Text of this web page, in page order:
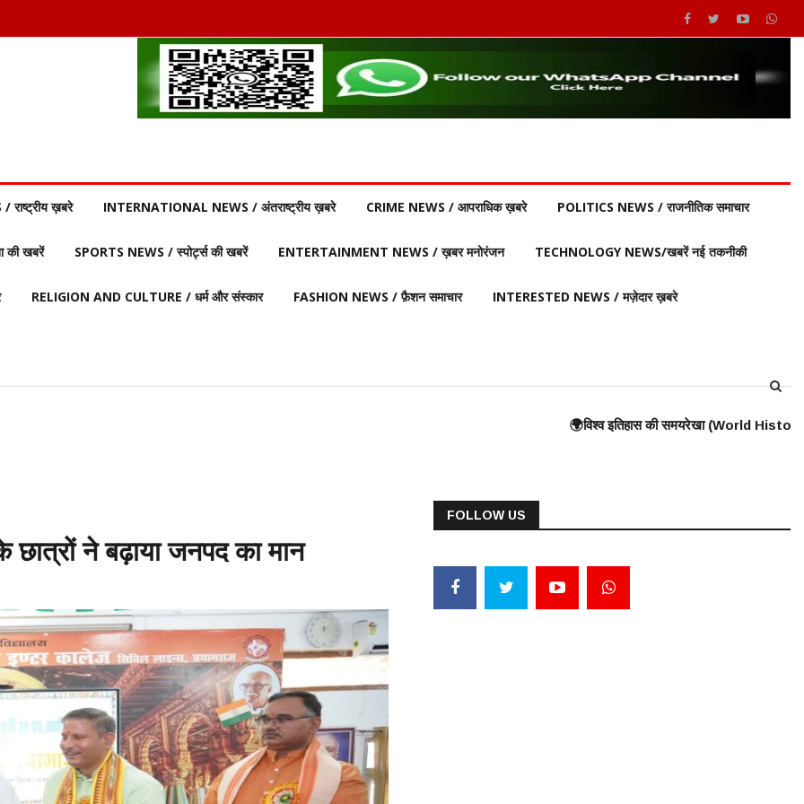
ख़बरे INTERNATIONAL NEWS / अंतराष्ट्रीय ख़बरे CRIME NEWS / आपराधिक ख़बरे POLITICS NEWS / राजनीतिक समाचार
की खबरें SPORTS NEWS / स्पोर्ट्स की खबरें ENTERTAINMENT NEWS / ख़बर मनोरंजन TECHNOLOGY NEWS/खबरें नई तकनीकी
RELIGION AND CULTURE / धर्म और संस्कार FASHION NEWS / फ़ैशन समाचार INTERESTED NEWS / मज़ेदार ख़बरे
में सिकंदर महान की मृत्यु ♦️ईसा पूर्व 214 – चीन की महान दीवार (Great Wall) के निर्माण की शुरुआत ⸻ 🟠 375 ई. – हूणों का यूरोप पर आक्रमण
आयोजित ♦️ईसा पूर्व 753 – रोम नगर की स्थापना ♦️ईसा पूर्व 490 – मैराथन का युद्ध, यूनानियों ने फारसियों को पराजित किया ♦️ ईसा पूर्व 360 – प्लेटो
🌍विश्व इतिहास की समयरेखा (World History Timeline) ⸻ ♦️ ईसा
छात्रों ने बढ़ाया जनपद का मान
FOLLOW US